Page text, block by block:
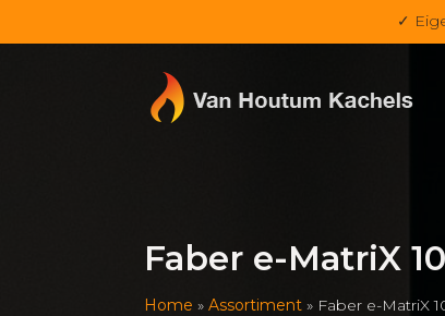
✓
Faber e-MatriX
Home » Assortiment » Faber e-MatriX